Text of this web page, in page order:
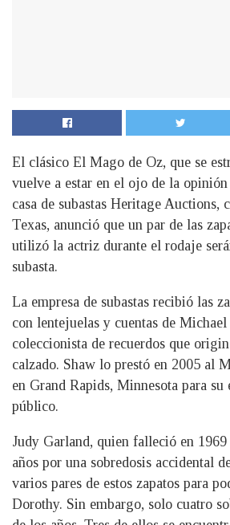
El clásico El Mago de Oz, que se
vuelve a estar en el ojo de la
casa de subastas Heritage Auctions,
Texas, anunció que un par de las
utilizó la actriz durante el rodaje
subasta.
La empresa de subastas recibió las
con lentejuelas y cuentas de Michael
coleccionista de recuerdos que
calzado. Shaw lo prestó en 2005 al
en Grand Rapids, Minnesota para
público.
Judy Garland, quien falleció en 1969
años por una sobredosis accidental
varios pares de estos zapatos para
Dorothy. Sin embargo, solo cuatro